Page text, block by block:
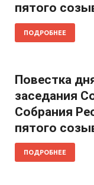
пятого
ПОДРОБНЕЕ
Повестка
заседания
Собрания
пятого
ПОДРОБНЕЕ